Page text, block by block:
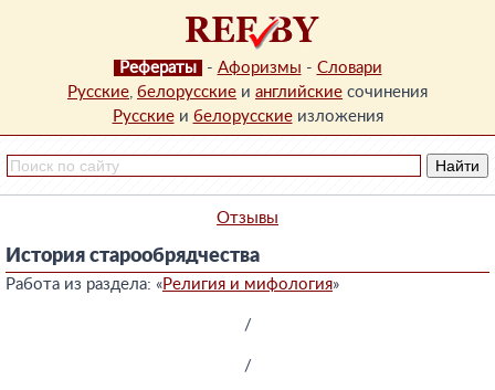
Рефераты - Афоризмы - Словари
Русские, белорусские и английские сочинения
Русскиеи белорусскиеизложения
Отзывы
История старообрядчества
Работа из раздела: «Религия и мифология»
/
/